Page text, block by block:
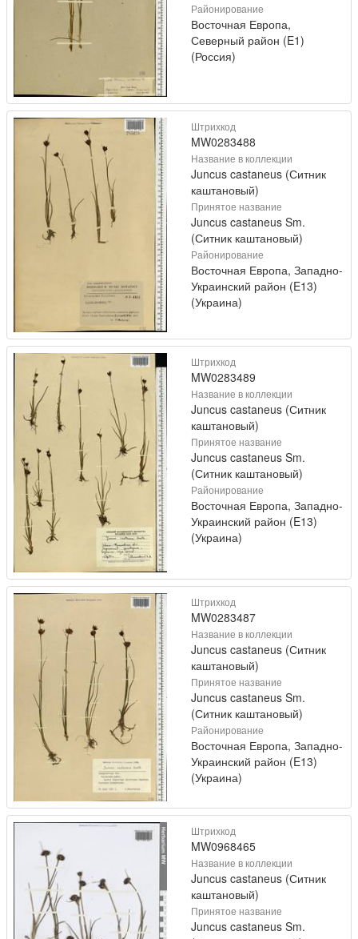
Районирование
Восточная Европа,
Северный район (E1)
(Россия)
Штрихкод
MW0283488
Название в коллекции
Juncus castaneus (Ситник
каштановый)
Принятое название
Juncus castaneus Sm.
(Ситник каштановый)
Районирование
Восточная Европа, Западно-
Украинский район (E13)
(Украина)
Штрихкод
MW0283489
Название в коллекции
Juncus castaneus (Ситник
каштановый)
Принятое название
Juncus castaneus Sm.
(Ситник каштановый)
Районирование
Восточная Европа, Западно-
Украинский район (E13)
(Украина)
Штрихкод
MW0283487
Название в коллекции
Juncus castaneus (Ситник
каштановый)
Принятое название
Juncus castaneus Sm.
(Ситник каштановый)
Районирование
Восточная Европа, Западно-
Украинский район (E13)
(Украина)
Штрихкод
MW0968465
Название в коллекции
Juncus castaneus (Ситник
каштановый)
Принятое название
Juncus castaneus Sm.